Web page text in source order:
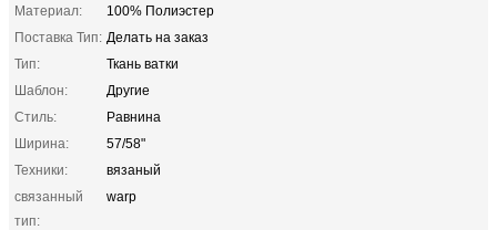
Материал:
100% Полиэстер
Поставка Тип: Делать на заказ
Тип:
Ткань ватки
Шаблон:
Другие
Стиль:
Равнина
Ширина:
57/58"
Техники:
вязаный
связанный
тип:
warp